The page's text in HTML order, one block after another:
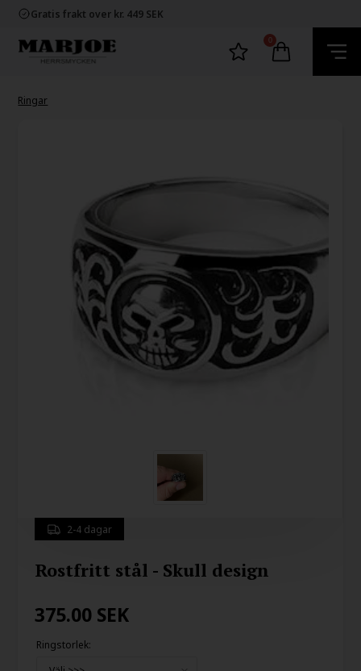
Gratis frakt over kr. 449 SEK
100% nikkelfria smycken
Snabb leverans
100% nikkelfria smycken
0
Ringar
2-4 dagar
Rostfritt stål - Skull design
375.00 SEK
Ringstorlek: